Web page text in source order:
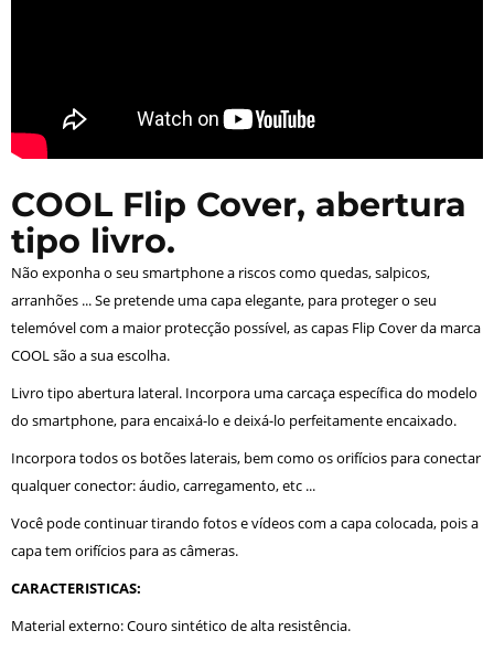
COOL Flip Cover, abertura
tipo livro.
Não exponha o seu smartphone a riscos como quedas, salpicos,
arranhões ... Se pretende uma capa elegante, para proteger o seu
telemóvel com a maior protecção possível, as capas Flip Cover da marca
COOL são a sua escolha.
Livro tipo abertura lateral. Incorpora uma carcaça específica do modelo
do smartphone, para encaixá-lo e deixá-lo perfeitamente encaixado.
Incorpora todos os botões laterais, bem como os orifícios para conectar
qualquer conector: áudio, carregamento, etc ...
Você pode continuar tirando fotos e vídeos com a capa colocada, pois a
capa tem orifícios para as câmeras.
CARACTERISTICAS:
Material externo: Couro sintético de alta resistência.